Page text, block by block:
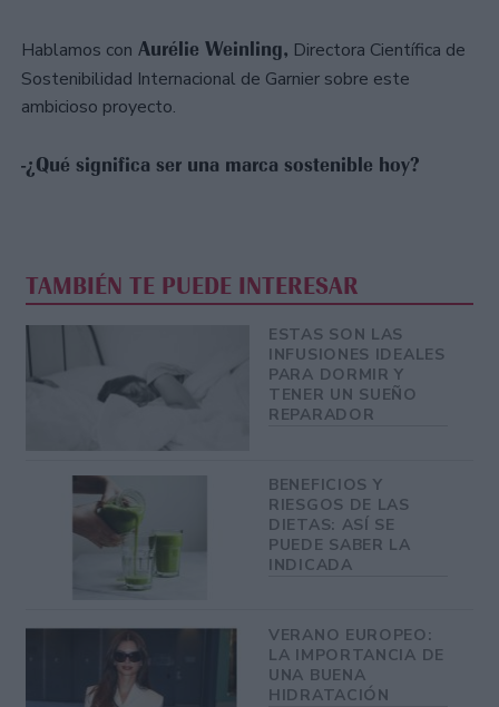
Hablamos con Aurélie Weinling, Directora Científica de
Sostenibilidad Internacional de Garnier sobre este
ambicioso proyecto.
-¿Qué significa ser una marca sostenible hoy?
TAMBIÉN TE PUEDE INTERESAR
ESTAS SON LAS
INFUSIONES IDEALES
PARA DORMIR Y
TENER UN SUEÑO
REPARADOR
BENEFICIOS Y
RIESGOS DE LAS
DIETAS: ASÍ SE
PUEDE SABER LA
INDICADA
VERANO EUROPEO:
LA IMPORTANCIA DE
UNA BUENA
HIDRATACIÓN